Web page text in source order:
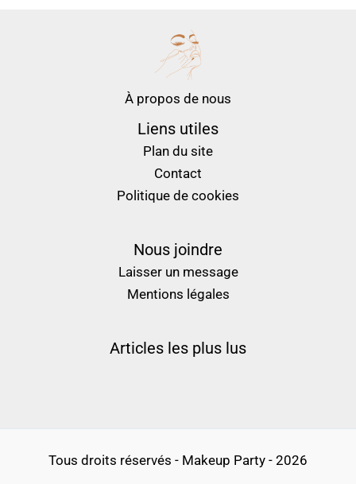
À propos de nous
Liens utiles
Plan du site
Contact
Politique de cookies
Nous joindre
Laisser un message
Mentions légales
Articles les plus lus
Tous droits réservés - Makeup Party - 2026